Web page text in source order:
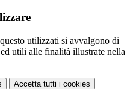
utilizzati si avvalgono di
utili alle finalità illustrate nella
Accetta tutti i cookies